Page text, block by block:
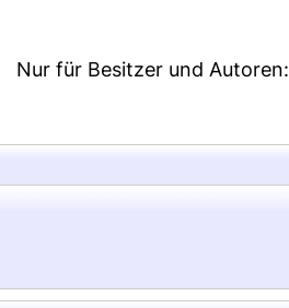
Nur für Besitzer und Autoren: